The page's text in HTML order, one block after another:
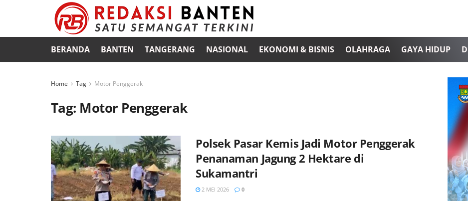
BERANDA BANTEN TANGERANG NASIONAL EKONOMI & BISNIS OLAHRAGA GAYA HIDUP
Home Tag Motor Penggerak
Tag: Motor Penggerak
Polsek Pasar Kemis Jadi Motor Penggerak
Penanaman Jagung 2 Hektare di
Sukamantri
2 MEI 2026 0